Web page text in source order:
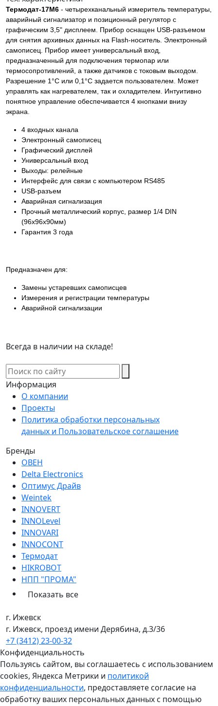
Термодат-17М6 - четырехканальный измеритель температуры,
аварийный сигнализатор и позиционный регулятор с
графическим 3,5" дисплеем. Прибор оснащен USB-разъемом
для снятия архивных данных на Flash-носитель. Электронный
самописец. Прибор имеет универсальный вход,
предназначенный для подключения термопар или
термосопротивлений, а также датчиков с токовым выходом.
Разрешение 1°С или 0,1°С задается пользователем. Может
управлять как нагревателем, так и охладителем. Интуитивно
понятное управление обеспечивается 4 кнопками внизу
экрана.
4 входных канала
Электронный самописец
Графический дисплей
Универсальный вход
Выходы: релейные
Интерфейс для связи с компьютером RS485
USB-разъем
Аварийная сигнализация
Прочный металлический корпус, размер 1/4 DIN
(96х96х90мм)
Гарантия 3 года
Предназначен для:
Замены устаревших самописцев
Измерения и регистрации температуры
Аварийной сигнализации
Всегда в наличии на складе!
Информация
О компании
Проекты
Политика обработки персональных
данных и Пользовательское соглашение
Бренды
ОВЕН
Delta Electronics
Оптимус Драйв
Weintek
INNOVERT
INNOLevel
INNOVARI
INNOCONT
Термодат
HIKROBOT
НПП "ПРОМА"
Показать все
г. Ижевск
г. Ижевск, проезд имени Дерябина, д.3/36
+7 (3412) 23-00-32
Конфиденциальность
Пользуясь сайтом, вы соглашаетесь с использованием
cookies, Яндекса Метрики и политикой
конфиденциальности, предоставляете согласие на
обработку ваших персональных данных с помощью